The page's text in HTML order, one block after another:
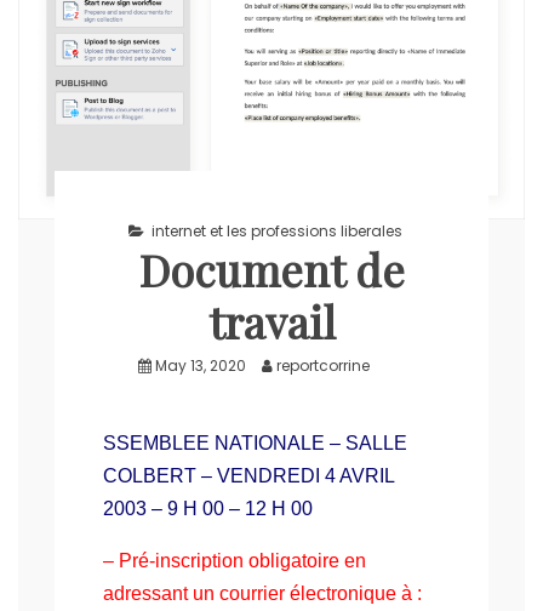
internet et les professions liberales
Document de
travail
May 13, 2020 reportcorrine
SSEMBLEE NATIONALE – SALLE
COLBERT – VENDREDI 4 AVRIL
2003 – 9 H 00 – 12 H 00
– Pré-inscription obligatoire en
adressant un courrier électronique à :